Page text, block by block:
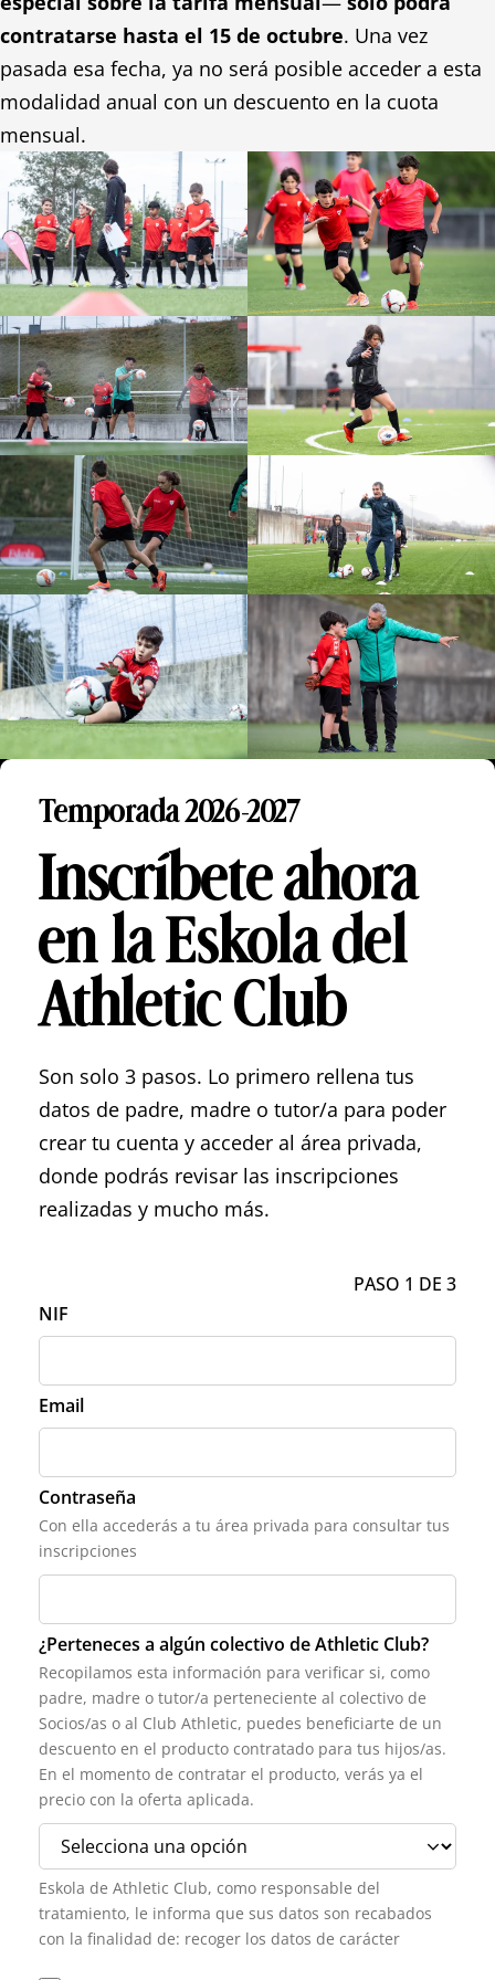
contratarse hasta el 15 de octubre. Una vez
pasada esa fecha, ya no será posible acceder a esta
modalidad anual con un descuento en la cuota
mensual.
Temporada 2026-2027
Inscríbete ahora
en la Eskola del
Athletic Club
Son solo 3 pasos. Lo primero rellena tus
datos de padre, madre o tutor/a para poder
crear tu cuenta y acceder al área privada,
donde podrás revisar las inscripciones
realizadas y mucho más.
PASO 1 DE 3
NIF
Email
Contraseña
Con ella accederás a tu área privada para consultar tus
inscripciones
¿Perteneces a algún colectivo de Athletic Club?
Recopilamos esta información para verificar si, como
padre, madre o tutor/a perteneciente al colectivo de
Socios/as o al Club Athletic, puedes beneficiarte de un
descuento en el producto contratado para tus hijos/as.
En el momento de contratar el producto, verás ya el
precio con la oferta aplicada.
Eskola de Athletic Club, como responsable del
tratamiento, le informa que sus datos son recabados
con la finalidad de: recoger los datos de carácter